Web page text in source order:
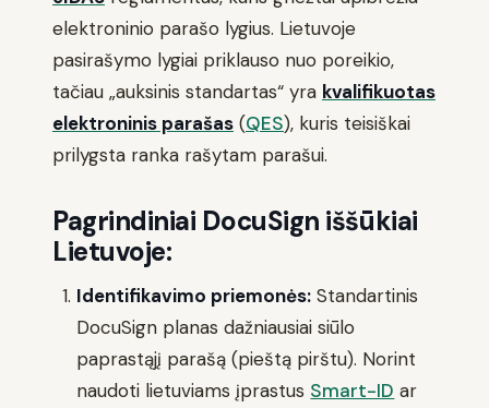
elektroninio parašo lygius. Lietuvoje
pasirašymo lygiai priklauso nuo poreikio,
tačiau „auksinis standartas“ yra kvalifikuotas
elektroninis parašas (QES), kuris teisiškai
prilygsta ranka rašytam parašui.
Pagrindiniai DocuSign iššūkiai
Lietuvoje:
Identifikavimo priemonės: Standartinis
DocuSign planas dažniausiai siūlo
paprastąjį parašą (pieštą pirštu). Norint
naudoti lietuviams įprastus Smart-ID ar